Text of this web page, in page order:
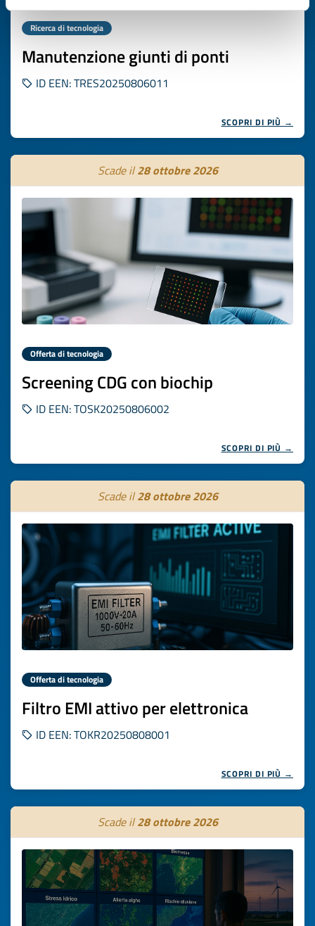
Ricerca di tecnologia
Manutenzione giunti di ponti
ID EEN: TRES20250806011
SCOPRI DI PIÙ →
Scade il28 ottobre 2026
Offerta di tecnologia
Screening CDG con biochip
ID EEN: TOSK20250806002
SCOPRI DI PIÙ →
Scade il28 ottobre 2026
Offerta di tecnologia
Filtro EMI attivo per elettronica
ID EEN: TOKR20250808001
SCOPRI DI PIÙ →
Scade il28 ottobre 2026